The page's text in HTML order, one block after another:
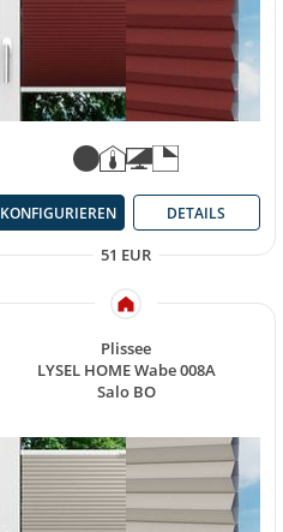
51 EUR
KONFIGURIEREN DETAILS
Plissee
LYSEL HOME Wabe 008A
Salo BO